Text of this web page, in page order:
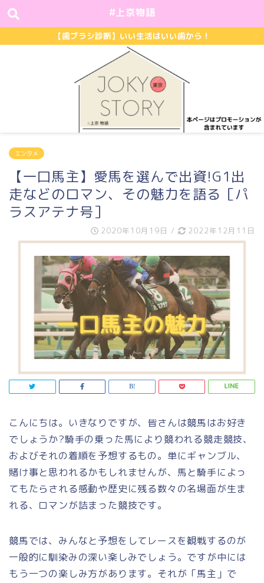
#上京物語
【歯ブラシ診断】いい生活はいい歯から！
エンタメ
【一口馬主】愛馬を選んで出資!G1出
走などのロマン、その魅力を語る［パ
ラスアテナ号］
2020年10月19日 / 2022年12月11日
こんにちは。いきなりですが、皆さんは競馬はお好き
でしょうか?騎手の乗った馬により競われる競走競技、
およびそれの着順を予想するもの。単にギャンブル、
賭け事と思われるかもしれませんが、馬と騎手によっ
てもたらされる感動や歴史に残る数々の名場面が生ま
れる、ロマンが詰まった競技です。
競馬では、みんなと予想をしてレースを観戦するのが
一般的に馴染みの深い楽しみでしょう。ですが中には
もう一つの楽しみ方があります。それが「馬主」で